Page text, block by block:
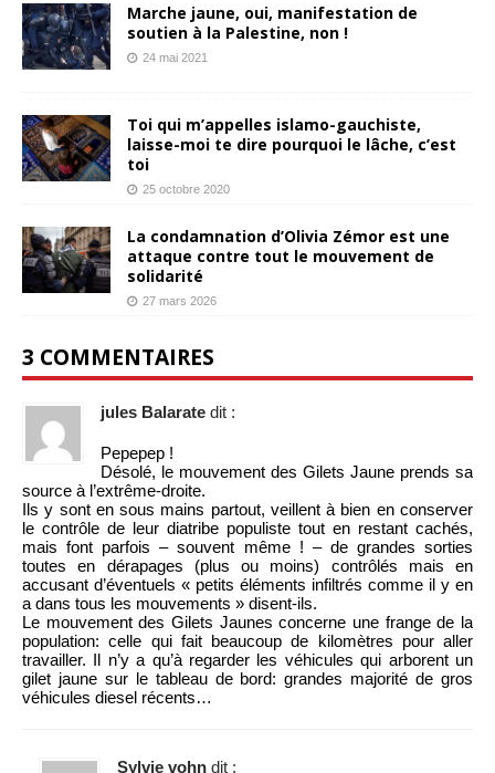
Marche jaune, oui, manifestation de
soutien à la Palestine, non !
24 mai 2021
Toi qui m’appelles islamo-gauchiste,
laisse-moi te dire pourquoi le lâche, c’est
toi
25 octobre 2020
La condamnation d’Olivia Zémor est une
attaque contre tout le mouvement de
solidarité
27 mars 2026
3 COMMENTAIRES
jules Balarate dit :
Pepepep !
Désolé, le mouvement des Gilets Jaune prends sa
source à l’extrême-droite.
Ils y sont en sous mains partout, veillent à bien en conserver
le contrôle de leur diatribe populiste tout en restant cachés,
mais font parfois – souvent même ! – de grandes sorties
toutes en dérapages (plus ou moins) contrôlés mais en
accusant d’éventuels « petits éléments infiltrés comme il y en
a dans tous les mouvements » disent-ils.
Le mouvement des Gilets Jaunes concerne une frange de la
population: celle qui fait beaucoup de kilomètres pour aller
travailler. Il n’y a qu’à regarder les véhicules qui arborent un
gilet jaune sur le tableau de bord: grandes majorité de gros
véhicules diesel récents…
Sylvie vohn dit :